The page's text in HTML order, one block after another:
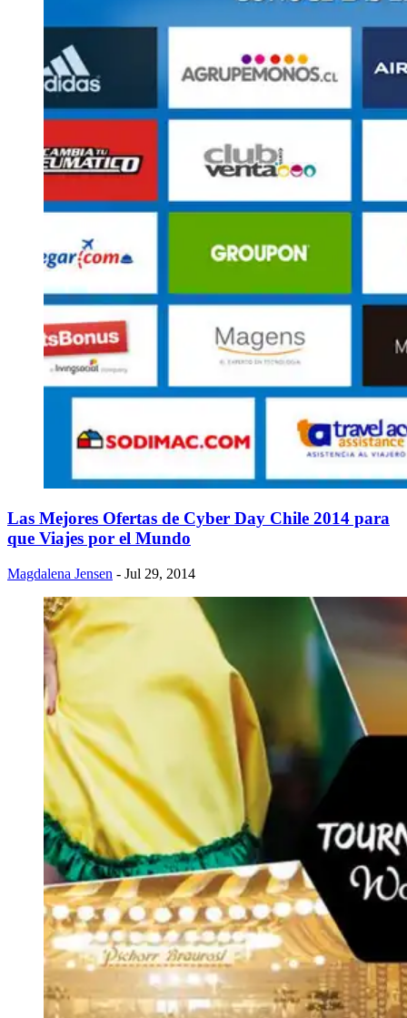
​Las Mejores Ofertas de Cyber Day Chile 2014 para
que Viajes por el Mundo
Magdalena Jensen - Jul 29, 2014